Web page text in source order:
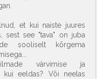
et kui naiste juures
sest see "tava" on juba
sooliselt kõrgema
värvimise ja
kui eeldas? Või neelas